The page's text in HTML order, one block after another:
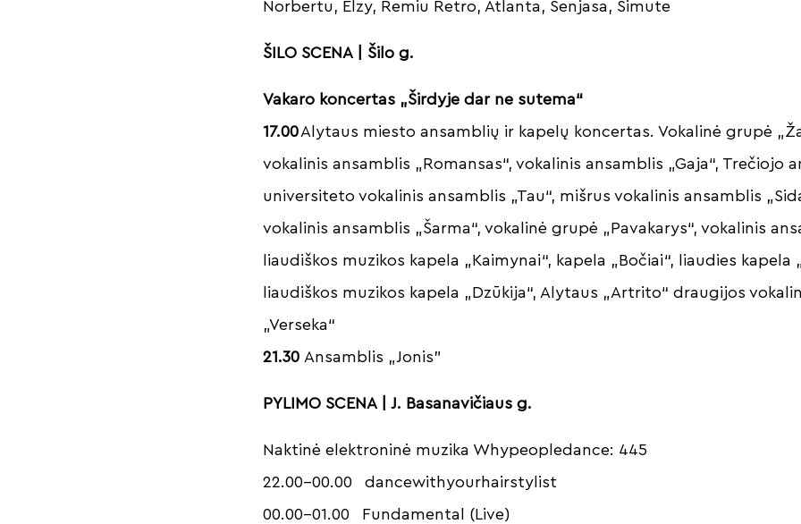
Norbertu, Elzy, Remiu Retro, Atlanta, Senjasa, Simute
ŠILO SCENA | Šilo g.
Vakaro koncertas „Širdyje dar ne sutema“
17.00Alytaus miesto ansamblių ir kapelų koncertas. Vokalinė grupė
vokalinis ansamblis „Romansas“, vokalinis ansamblis „Gaja“, Trečiojo
universiteto vokalinis ansamblis „Tau“, mišrus vokalinis ansamblis
vokalinis ansamblis „Šarma“, vokalinė grupė „Pavakarys“, vokalinis
liaudiškos muzikos kapela „Kaimynai“, kapela „Bočiai“, liaudies kapela
liaudiškos muzikos kapela „Dzūkija“, Alytaus „Artrito“ draugijos
„Verseka“
21.30 Ansamblis „Jonis”
PYLIMO SCENA | J. Basanavičiaus g.
Naktinė elektroninė muzika Whypeopledance: 445
22.00–00.00 dancewithyourhairstylist
00.00–01.00 Fundamental (Live)